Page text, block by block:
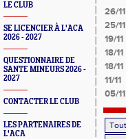
LE CLUB
SE LICENCIER À L'ACA
2026 - 2027
QUESTIONNAIRE DE
SANTE MINEURS 2026 -
2027
CONTACTER LE CLUB
LES PARTENAIRES DE
L'ACA
26/11
25/11
19/11
18/11
18/11
11/11
05/11